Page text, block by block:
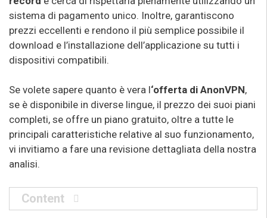
sistema di pagamento unico. Inoltre, garantiscono
prezzi eccellenti e rendono il più semplice possibile il
download e l’installazione dell’applicazione su tutti i
dispositivi compatibili.
Se volete sapere quanto è vera l‘offerta di AnonVPN,
se è disponibile in diverse lingue, il prezzo dei suoi piani
completi, se offre un piano gratuito, oltre a tutte le
principali caratteristiche relative al suo funzionamento,
vi invitiamo a fare una revisione dettagliata della nostra
analisi.
Content